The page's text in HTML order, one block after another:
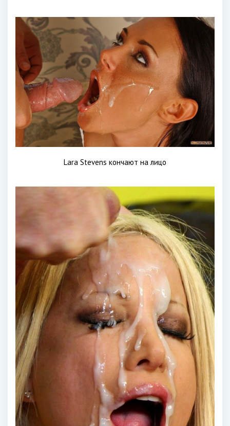
Lara Stevens кончают на лицо